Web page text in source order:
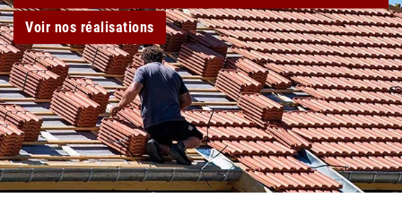
Voir nos réalisations